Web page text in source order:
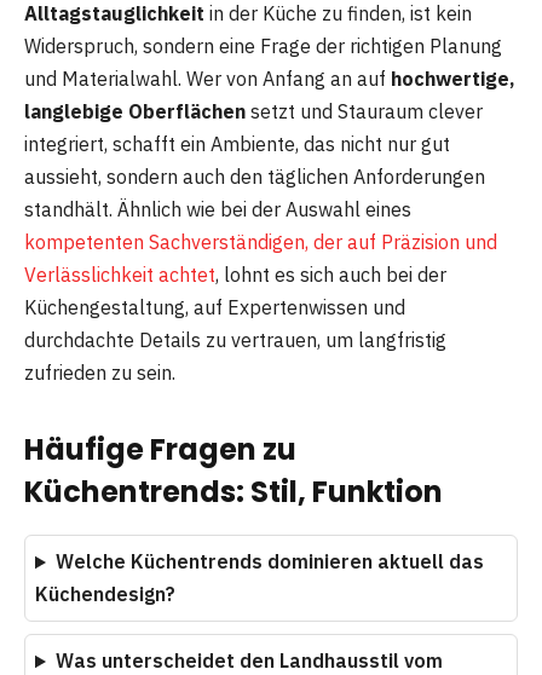
Alltagstauglichkeit in der Küche zu finden, ist kein
Widerspruch, sondern eine Frage der richtigen Planung
und Materialwahl. Wer von Anfang an auf hochwertige,
langlebige Oberflächen setzt und Stauraum clever
integriert, schafft ein Ambiente, das nicht nur gut
aussieht, sondern auch den täglichen Anforderungen
standhält. Ähnlich wie bei der Auswahl eines
kompetenten Sachverständigen, der auf Präzision und
Verlässlichkeit achtet, lohnt es sich auch bei der
Küchengestaltung, auf Expertenwissen und
durchdachte Details zu vertrauen, um langfristig
zufrieden zu sein.
Häufige Fragen zu
Küchentrends: Stil, Funktion
Welche Küchentrends dominieren aktuell das
Küchendesign?
Was unterscheidet den Landhausstil vom